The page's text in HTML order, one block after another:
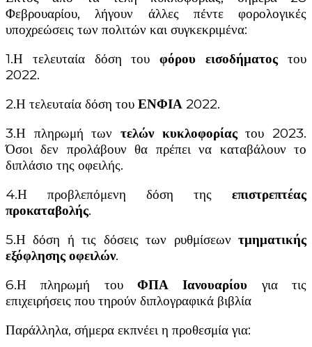
Φεβρουαρίου, λήγουν άλλες πέντε φορολογικές
υποχρεώσεις των πολιτών και συγκεκριμένα:
1.Η τελευταία δόση τουφόρου εισοδήματος του
2022.
2.Η τελευταία δόση του ΕΝΦΙΑ 2022.
3.Η πληρωμή των τελών κυκλοφορίαςτου 2023.
Όσοι δεν προλάβουν θα πρέπει να καταβάλουν το
διπλάσιο της οφειλής.
4.Η προβλεπόμενη δόση της επιστρεπτέας
προκαταβολής.
5.Η δόση ή τις δόσεις των ρυθμίσεων τμηματικής
εξόφλησης οφειλών.
6.Η πληρωμή του ΦΠΑ Ιανουαρίου για τις
επιχειρήσεις που τηρούν διπλογραφικά βιβλία
Παράλληλα, σήμερα εκπνέει η προθεσμία για: